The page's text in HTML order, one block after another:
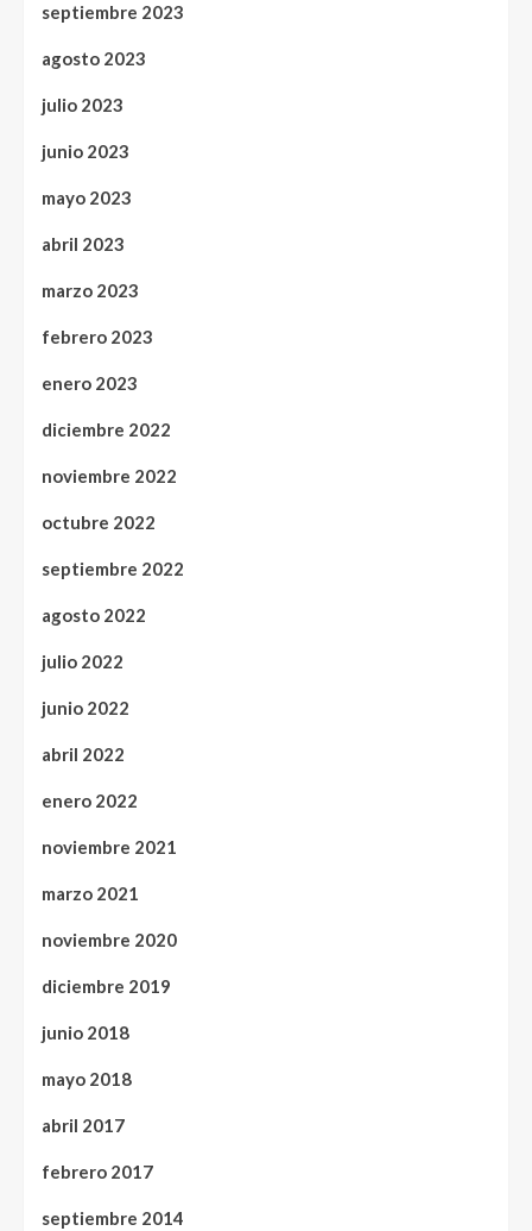
septiembre 2023
agosto 2023
julio 2023
junio 2023
mayo 2023
abril 2023
marzo 2023
febrero 2023
enero 2023
diciembre 2022
noviembre 2022
octubre 2022
septiembre 2022
agosto 2022
julio 2022
junio 2022
abril 2022
enero 2022
noviembre 2021
marzo 2021
noviembre 2020
diciembre 2019
junio 2018
mayo 2018
abril 2017
febrero 2017
septiembre 2014